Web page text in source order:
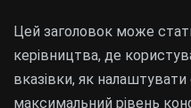
Цей заголовок може
керівництва, де
вказівки, як налаштувати
максимальний рівень